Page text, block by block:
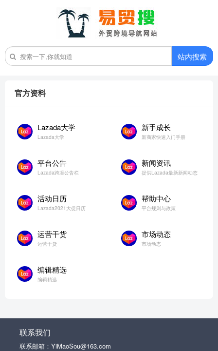
站内搜索
官方资料
Lazada大学
Lazada大学
新手成长
新商家快速入门手册
平台公告
Lazada跨境公告栏
新闻资讯
提供Lazada最新新闻动态
活动日历
Lazada2021大促日历
帮助中心
平台规则与政策
运营干货
运营干货
市场动态
市场动态
编辑精选
编辑精选
联系我们
联系邮箱：YiMaoSou@163.com